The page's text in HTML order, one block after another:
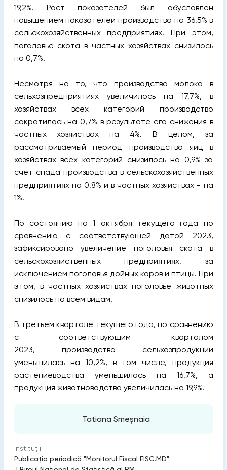
19,2%. Рост показателей был обусловлен
повышением показателей производства на 36,5% в
сельскохозяйственных предприятиях. При этом,
поголовье скота в частных хозяйствах снизилось
на 0,7%.
Несмотря на то, что производство молока в
сельхозпредприятиях увеличилось на 17,7%, в
хозяйствах всех категорий производство
сократилось на 0,7% в результате его снижения в
частных хозяйствах на 4%. В целом, за
рассматриваемый период производство яиц в
хозяйствах всех категорий снизилось на 0,9% за
счет спада производства в сельскохозяйственных
предприятиях на 0,8% и в частных хозяйствах - на
1%.
По состоянию на 1 октября текущего года по
сравнению с соответствующей датой 2023,
зафиксировано увеличение поголовья скота в
сельскохозяйственных предприятиях, за
исключением поголовья дойных коров и птицы. При
этом, в частных хозяйствах поголовье животных
снизилось по всем видам.
В третьем квартале текущего года, по сравнению
с соответствующим кварталом
2023, производство сельхозпродукции
уменьшилась на 10,2%, в том числе, продукция
растениеводства уменьшилась на 16,7%, а
продукция животноводства увеличилась на 19,9%.
Tatiana Smeșnaia
Instituții:
Publicaţia periodică "Monitorul Fiscal FISC.MD"